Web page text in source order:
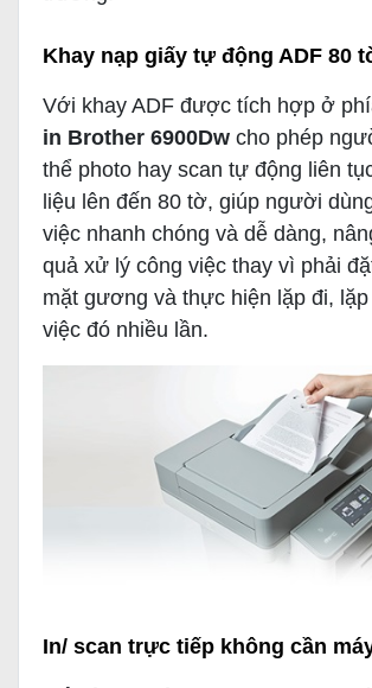
Khay nạp giấy tự động ADF 80
Với khay ADF được tích hợp ở
in Brother 6900Dw cho phép
thể photo hay scan tự động liên
liệu lên đến 80 tờ, giúp người
việc nhanh chóng và dễ dàng,
quả xử lý công việc thay vì phải
mặt gương và thực hiện lặp đi, lặp
việc đó nhiều lần.
In/ scan trực tiếp không cần